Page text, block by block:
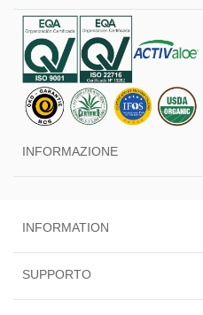
INFORMAZIONE
INFORMATION
SUPPORTO